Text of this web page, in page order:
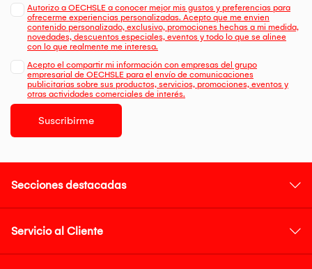
Autorizo a OECHSLE a conocer mejor mis gustos y preferencias para
ofrecerme experiencias personalizadas. Acepto que me envien
contenido personalizado, exclusivo, promociones hechas a mi medida,
novedades, descuentos especiales, eventos y todo lo que se alinee
con lo que realmente me interesa.
Acepto el compartir mi información con empresas del grupo
empresarial de OECHSLE para el envío de comunicaciones
publicitarias sobre sus productos, servicios, promociones, eventos y
otras actividades comerciales de interés.
Suscribirme
Secciones destacadas
Servicio al Cliente